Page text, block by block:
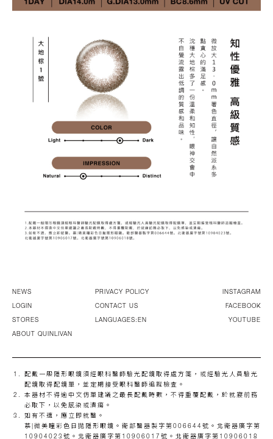
NEWS
LOGIN
STORES
ABOUT QUINLIVAN
PRIVACY POLICY
CONTACT US
LANGUAGES:EN
INSTAGRAM
FACEBOOK
YOUTUBE
配戴一般隱形眼鏡須經眼科醫師驗光配鏡取得處方箋，或經驗光人員驗光
配鏡取得配鏡單，並定期接受眼科醫師追蹤檢査。
本器材不得逾中文仿單建議之最長配戴時數，不得重覆配戴，於就寢前務
必取下，以免感染或潰瘍。
如有不適，應立即就醫。
慕|微美瞳彩色日拋隱形眼鏡。衛部醫器製字第006644號。北衛器廣字第
10904023號。北衛器廣字第10906017號。北衛器廣字第10906018